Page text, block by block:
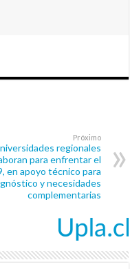
Próximo
regionales
para enfrentar el
en apoyo técnico para
y necesidades
complementarias